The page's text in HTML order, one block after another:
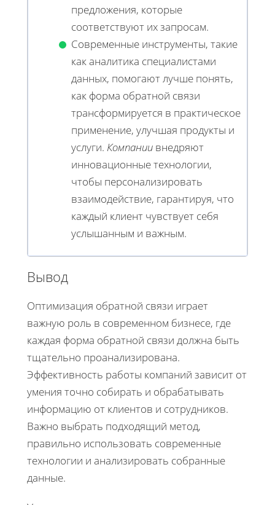
предложения, которые
соответствуют их запросам.
Современные инструменты, такие
как аналитика специалистами
данных, помогают лучше понять,
как форма обратной связи
трансформируется в практическое
применение, улучшая продукты и
услуги. Компании внедряют
инновационные технологии,
чтобы персонализировать
взаимодействие, гарантируя, что
каждый клиент чувствует себя
услышанным и важным.
Вывод
Оптимизация обратной связи играет
важную роль в современном бизнесе, где
каждая форма обратной связи должна быть
тщательно проанализирована.
Эффективность работы компаний зависит от
умения точно собирать и обрабатывать
информацию от клиентов и сотрудников.
Важно выбрать подходящий метод,
правильно использовать современные
технологии и анализировать собранные
данные.